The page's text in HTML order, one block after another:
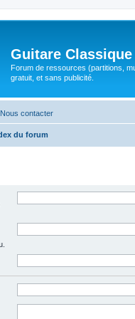
Guitare Classique
Forum de ressources (partitions,
gratuit, et sans publicité.
Nous contacter
du forum